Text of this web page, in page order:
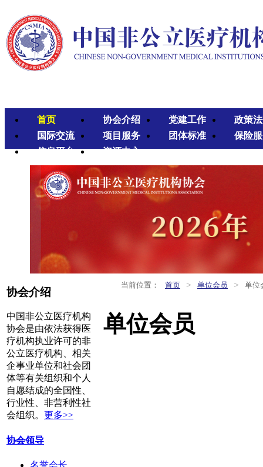
首页 协会介绍 党建工作
政策
国际交流
项目服务 团体标准
保险
信息平台
资源中心
协会介绍
中国非公立医疗机构
协会是由依法获得医
疗机构执业许可的非
公立医疗机构、相关
企事业单位和社会团
体等有关组织和个人
自愿结成的全国性、
行业性、非营利性社
会组织。 更多>>
协会领导
名誉会长
当前位置： 首页 > 单位会员 > 单位
单位会员